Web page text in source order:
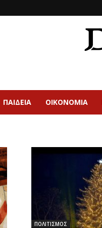
ΠΑΙΔΕΙΑ ΟΙΚΟΝΟΜΙΑ
ΠΟΛΙΤΙΣΜΟΣ